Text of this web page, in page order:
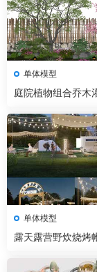
单体模型
庭院植物组合乔木
单体模型
露天露营野炊烧烤